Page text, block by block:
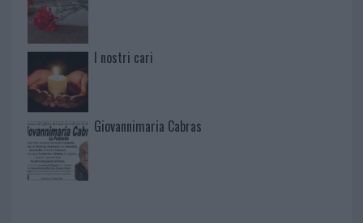
I nostri cari
Giovannimaria Cabras